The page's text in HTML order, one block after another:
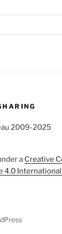
2009-2025
a Creative